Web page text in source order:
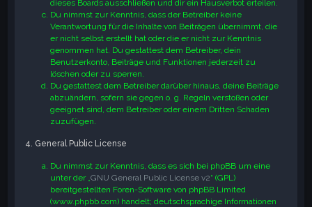
dieses Boards ausschließen und dir ein Hausverbot erteilen.
Du nimmst zur Kenntnis, dass der Betreiber keine
Verantwortung für die Inhalte von Beiträgen übernimmt, die
er nicht selbst erstellt hat oder die er nicht zur Kenntnis
genommen hat. Du gestattest dem Betreiber, dein
Benutzerkonto, Beiträge und Funktionen jederzeit zu
löschen oder zu sperren.
Du gestattest dem Betreiber darüber hinaus, deine Beiträge
abzuändern, sofern sie gegen o. g. Regeln verstoßen oder
geeignet sind, dem Betreiber oder einem Dritten Schaden
zuzufügen.
4. General Public License
Du nimmst zur Kenntnis, dass es sich bei phpBB um eine
unter der „GNU General Public License v2“ (GPL)
bereitgestellten Foren-Software von phpBB Limited
(www.phpbb.com) handelt; deutschsprachige Informationen